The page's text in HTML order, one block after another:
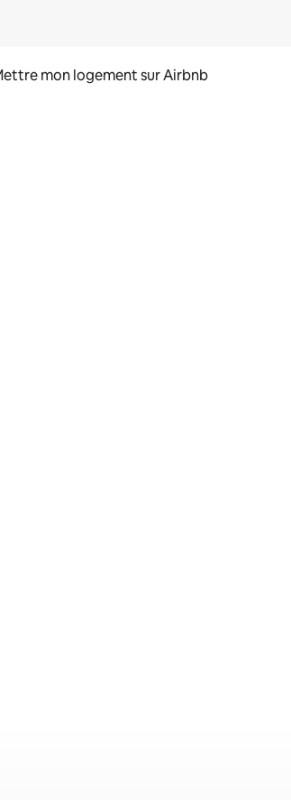
mon logement sur Airbnb